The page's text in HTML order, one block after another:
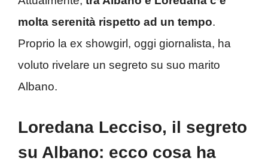
molta serenità rispetto ad un tempo.
Proprio la ex showgirl, oggi giornalista, ha
voluto rivelare un segreto su suo marito
Albano.
Loredana Lecciso, il segreto
su Albano: ecco cosa ha